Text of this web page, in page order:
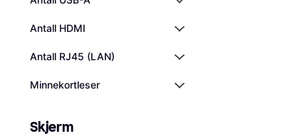
Antall HDMI
Antall RJ45 (LAN)
Minnekortleser
Skjerm